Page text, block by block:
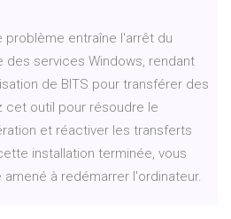
problème entraîne l'arrêt du
des services Windows, rendant
de BITS pour transférer des
cet outil pour résoudre le
et réactiver les transferts
installation terminée, vous
à redémarrer l'ordinateur.